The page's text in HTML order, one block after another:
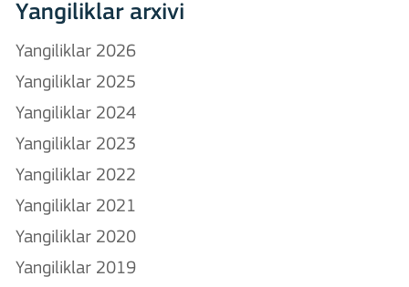
Yangiliklar arxivi
Yangiliklar 2026
Yangiliklar 2025
Yangiliklar 2024
Yangiliklar 2023
Yangiliklar 2022
Yangiliklar 2021
Yangiliklar 2020
Yangiliklar 2019